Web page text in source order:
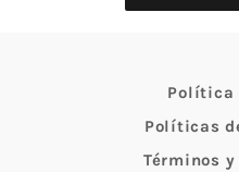
Política
Políticas
Términos